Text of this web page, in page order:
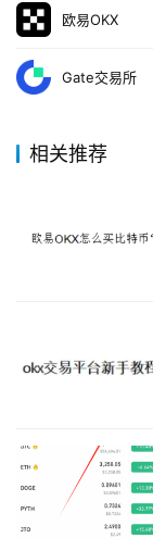
欧易OKX
Gate交易所
相关推荐